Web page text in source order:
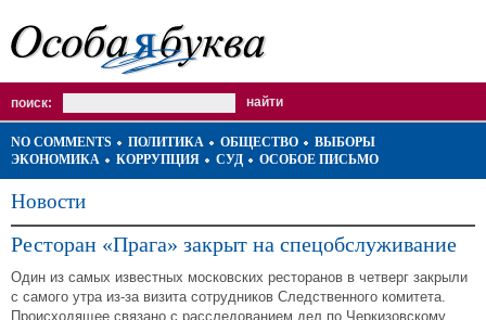
поиск:
NO COMMENTS ПОЛИТИКА ОБЩЕСТВО
ВЫБОРЫ
ЭКОНОМИКА
КОРРУПЦИЯ СУД ОСОБОЕ ПИСЬМО
Новости
Ресторан «Прага» закрыт на спецобслуживание
Один из самых известных московских ресторанов в четверг закрыли
с самого утра из-за визита сотрудников Следственного комитета.
Происходящее связано с расследованием дел по Черкизовскому